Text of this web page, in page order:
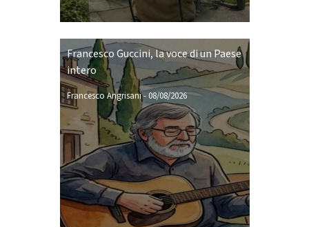
Francesco Guccini, la voce di un Paese
intero
Francesco Angrisani-08/08/2026